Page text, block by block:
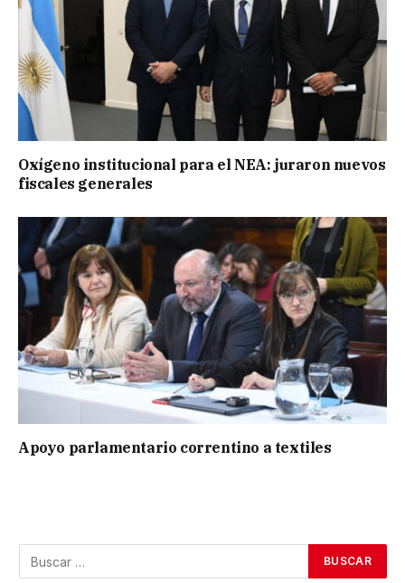
Oxígeno institucional para el NEA: juraron nuevos
fiscales generales
Apoyo parlamentario correntino a textiles